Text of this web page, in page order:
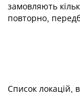
замовляють
повторно,
Список локацій,